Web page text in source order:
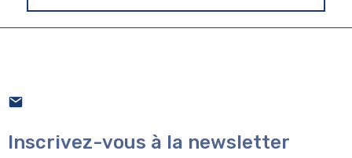
Inscrivez-vous à la newsletter